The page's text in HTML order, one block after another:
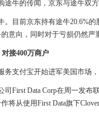
牛的传闻，京东与途牛双
。目前京东持有途牛20.6%
意向，同时对于亏损仍然严
接400万商户
支付宝开始进军美国市场
First Data Corp在周一发
将从使用First Data旗下